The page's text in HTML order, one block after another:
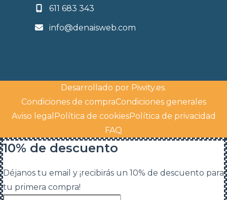
611 683 343
info@denaisweb.com
Desarrollado por Piwity.es.
Condiciones de compraCondiciones generales
Aviso legal Política de cookiesPolítica de privacidad
FAQ
10% de descuento
Déjanos tu email y ¡recibirás un 10% de descuento para
tu primera compra!